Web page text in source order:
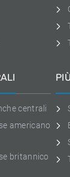
centrali
americano
britannico